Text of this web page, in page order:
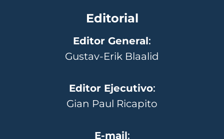
Editorial
Editor General:
Gustav-Erik Blaalid
Editor Ejecutivo:
Gian Paul Ricapito
E-mail: